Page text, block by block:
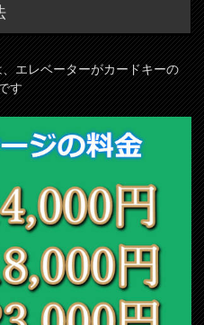
エレベーターがカードキーの
す